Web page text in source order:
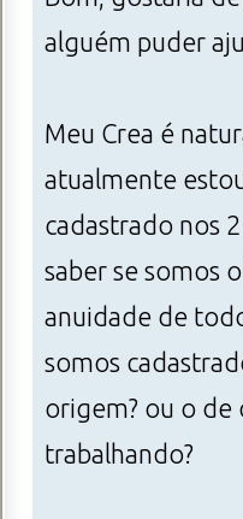
alguém puder
Meu Crea é
atualmente
cadastrado nos
saber se somos
anuidade de
somos
origem? ou o de
trabalhando?